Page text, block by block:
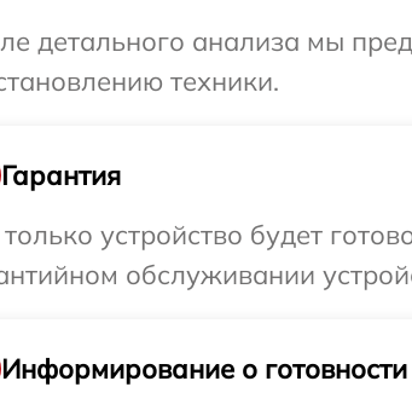
детального анализа мы
техники.
Гарантия
устройство будет
обслуживании
Информирование о готовности